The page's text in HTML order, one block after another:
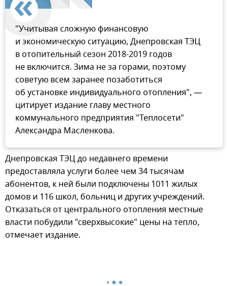
"Учитывая сложную финансовую
и экономическую ситуацию, Днепровская ТЭЦ
в отопительный сезон 2018-2019 годов
не включится. Зима не за горами, поэтому
советую всем заранее позаботиться
об установке индивидуального отопления", —
цитирует издание главу местного
коммунального предприятия "Теплосети"
Александра Масленкова.
Днепровская ТЭЦ до недавнего времени
предоставляла услуги более чем 34 тысячам
абонентов, к ней были подключены 1011 жилых
домов и 116 школ, больниц и других учреждений.
Отказаться от центрального отопления местные
власти побудили "сверхвысокие" цены на тепло,
отмечает издание.